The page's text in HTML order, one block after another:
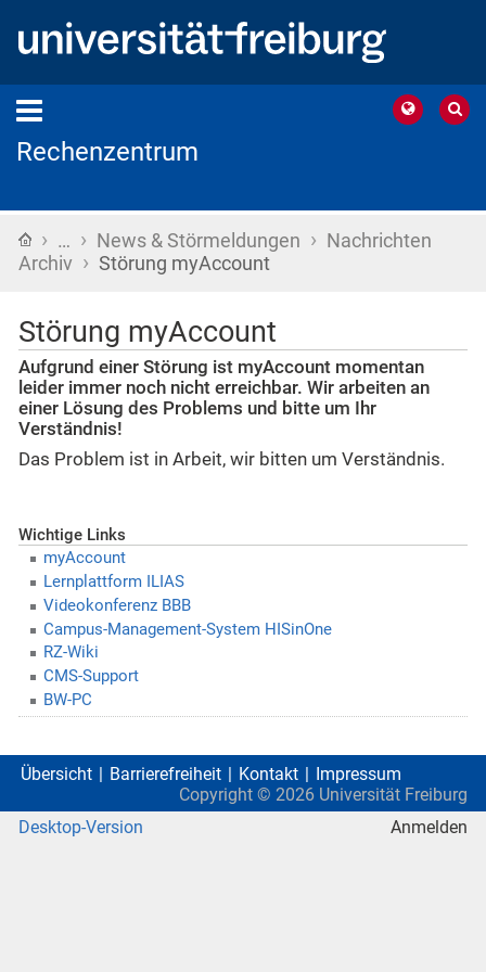
Rechenzentrum
Startseite
› … › News & Störmeldungen › Nachrichten
Archiv › Störung myAccount
Störung myAccount
Aufgrund einer Störung ist myAccount momentan
leider immer noch nicht erreichbar. Wir arbeiten an
einer Lösung des Problems und bitte um Ihr
Verständnis!
Das Problem ist in Arbeit, wir bitten um Verständnis.
Wichtige Links
myAccount
Lernplattform ILIAS
Videokonferenz BBB
Campus-Management-System HISinOne
RZ-Wiki
CMS-Support
BW-PC
Übersicht Barrierefreiheit Kontakt
Impressum
Copyright © 2026 Universität Freiburg
Desktop-Version
Anmelden